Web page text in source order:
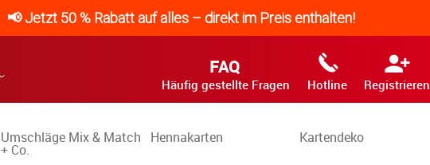
📢 Jetzt 50 % Rabatt auf alles – direkt im Preis enthalten!
FAQ
Häufig gestellte Fragen Hotline Registrieren
Umschläge Mix & Match
+ Co.
Hennakarten Kartendeko